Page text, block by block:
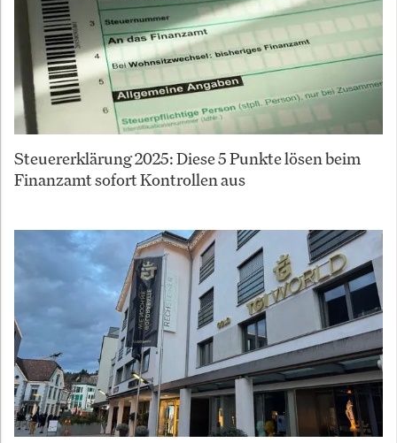
Steuererklärung 2025: Diese 5 Punkte lösen beim
Finanzamt sofort Kontrollen aus